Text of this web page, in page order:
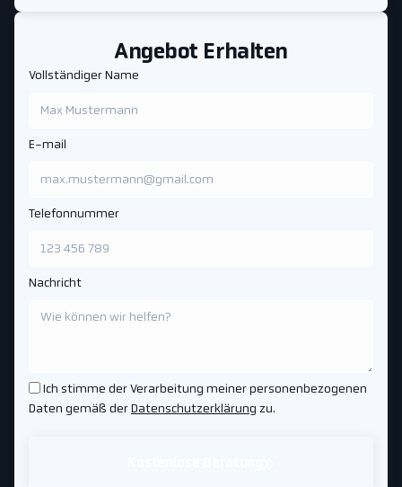
Angebot Erhalten
Vollständiger Name
E-mail
Telefonnummer
Nachricht
Ich stimme der Verarbeitung meiner personenbezogenen
Daten gemäß der Datenschutzerklärung zu.